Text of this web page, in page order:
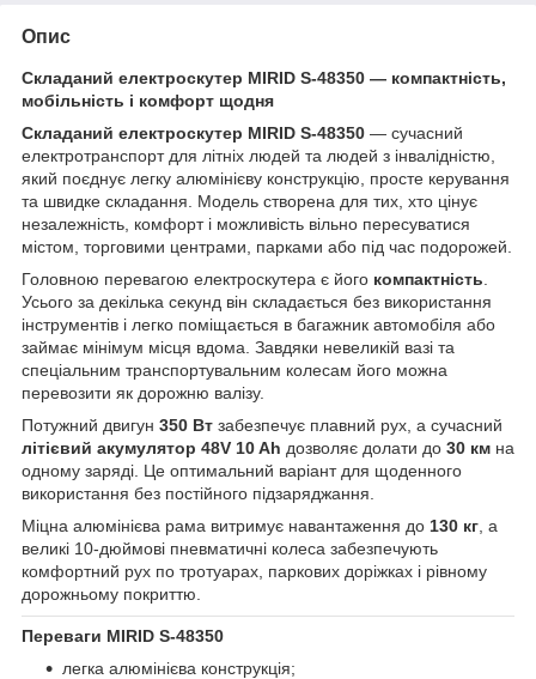
Опис
Складаний електроскутер MIRID S-48350 — компактність,
мобільність і комфорт щодня
Складаний електроскутер MIRID S-48350 — сучасний
електротранспорт для літніх людей та людей з інвалідністю,
який поєднує легку алюмінієву конструкцію, просте керування
та швидке складання. Модель створена для тих, хто цінує
незалежність, комфорт і можливість вільно пересуватися
містом, торговими центрами, парками або під час подорожей.
Головною перевагою електроскутера є його компактність
Усього за декілька секунд він складається без використання
інструментів і легко поміщається в багажник автомобіля або
займає мінімум місця вдома. Завдяки невеликій вазі та
спеціальним транспортувальним колесам його можна
перевозити як дорожню валізу.
Потужний двигун 350 Вт забезпечує плавний рух, а сучасний
літієвий акумулятор 48V 10 Ah дозволяє долати до 30 км на
одному заряді. Це оптимальний варіант для щоденного
використання без постійного підзаряджання.
Міцна алюмінієва рама витримує навантаження до 130 кг , а
великі 10-дюймові пневматичні колеса забезпечують
комфортний рух по тротуарах, паркових доріжках і рівному
дорожньому покриттю.
Переваги MIRID S-48350
легка алюмінієва конструкція;